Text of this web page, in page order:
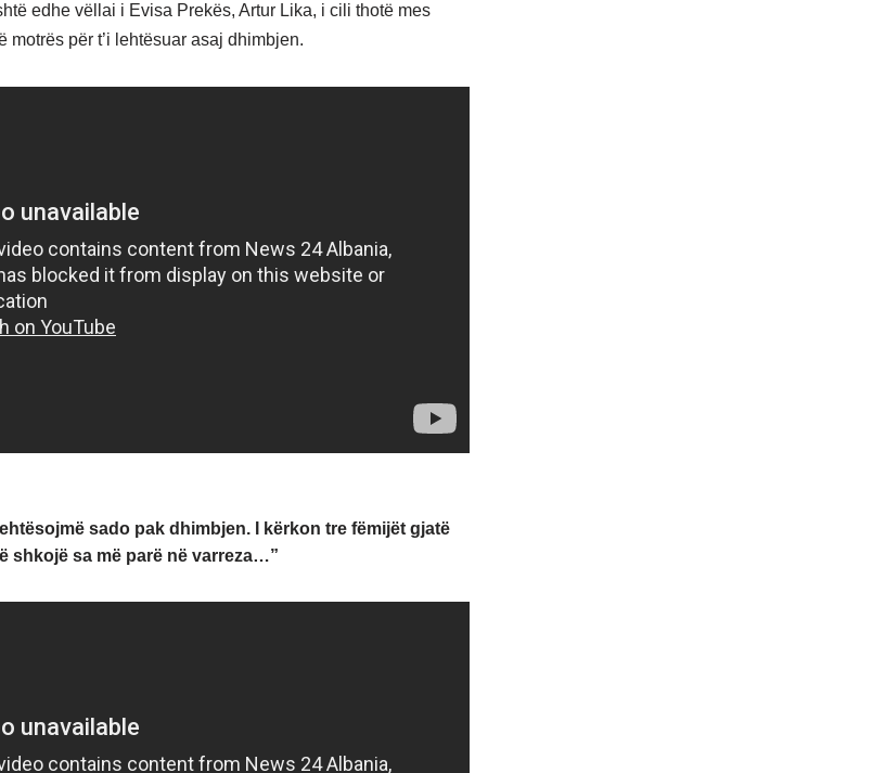
edhe vëllai i Evisa Prekës, Artur Lika, i cili thotë mes
motrës për t’i lehtësuar asaj dhimbjen.
sado pak dhimbjen. I kërkon tre fëmijët gjatë
shkojë sa më parë në varreza…”